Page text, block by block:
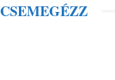
CSEMEGÉZZ